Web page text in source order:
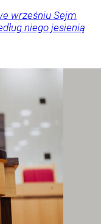
wrześniu Sejm
niego jesienią